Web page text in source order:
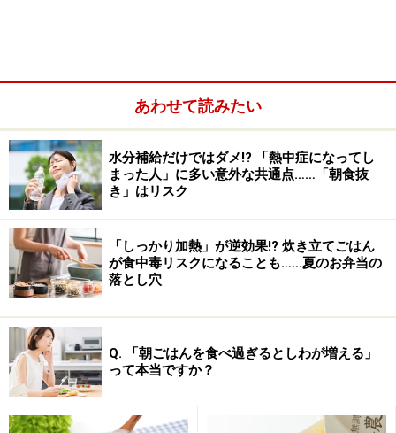
3階にあがるとまず目の前にひろがるのは「六角農
場」。季節の野菜がイキイキと育っています。この野菜
たちのエネルギーを感じながら、「セイボリー」で野菜
をテーマにしたお料理が楽しむことができます。
あわせて読みたい
水分補給だけではダメ!? 「熱中症になってし
まった人」に多い意外な共通点……「朝食抜
き」はリスク
「しっかり加熱」が逆効果!? 炊き立てごはん
が食中毒リスクになることも……夏のお弁当の
落とし穴
Q. 「朝ごはんを食べ過ぎるとしわが増える」
って本当ですか？